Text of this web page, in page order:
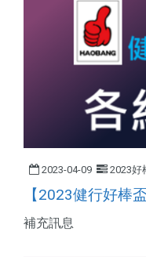
2023-04-09 2023好
【2023健行好棒
補充訊息